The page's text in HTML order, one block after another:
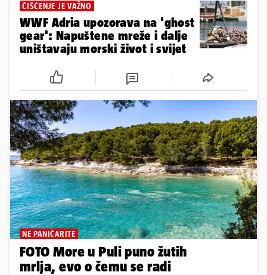
ČIŠĆENJE JE VAŽNO
WWF Adria upozorava na 'ghost
gear': Napuštene mreže i dalje
uništavaju morski život i svijet
NE PANIČARITE
FOTO More u Puli puno žutih
mrlja, evo o čemu se radi